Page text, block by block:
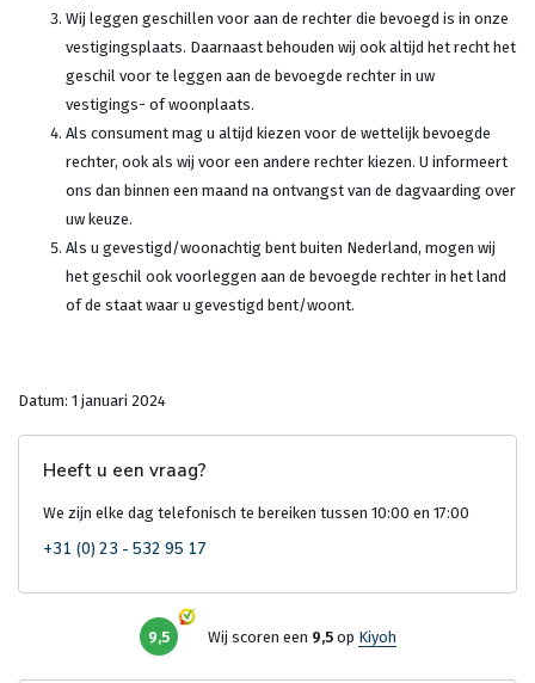
Wij leggen geschillen voor aan de rechter die bevoegd is in onze
vestigingsplaats. Daarnaast behouden wij ook altijd het recht het
geschil voor te leggen aan de bevoegde rechter in uw
vestigings- of woonplaats.
Als consument mag u altijd kiezen voor de wettelijk bevoegde
rechter, ook als wij voor een andere rechter kiezen. U informeert
ons dan binnen een maand na ontvangst van de dagvaarding over
uw keuze.
Als u gevestigd/woonachtig bent buiten Nederland, mogen wij
het geschil ook voorleggen aan de bevoegde rechter in het land
of de staat waar u gevestigd bent/woont.
Datum: 1 januari 2024
Heeft u een vraag?
We zijn elke dag telefonisch te bereiken tussen 10:00 en 17:00
+31 (0) 23 - 532 95 17
9,5 Wij scoren een 9,5op Kiyoh